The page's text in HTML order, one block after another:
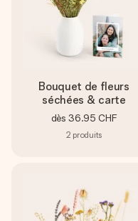
Bouquet de fleurs
séchées & carte
dès 36.95 CHF
2 produits